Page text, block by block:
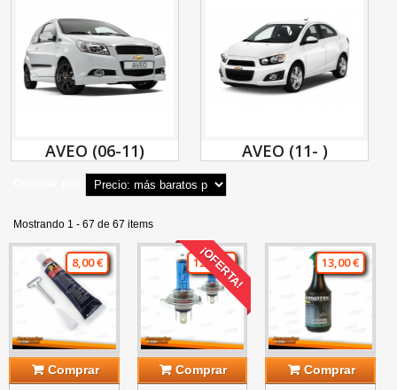
AVEO (06-11) AVEO (11- )
Mostrando 1 - 67 de 67 items
8,00 €
Comprar
¡OFERTA!
12,00 €
Comprar
13,00 €
Comprar